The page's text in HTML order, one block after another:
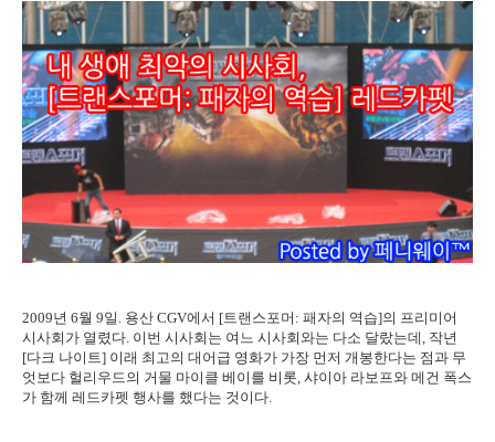
2009년 6월 9일. 용산 CGV에서 [트랜스포머: 패자의 역습]의 프리미어
시사회가 열렸다. 이번 시사회는 여느 시사회와는 다소 달랐는데, 작년
[다크 나이트] 이래 최고의 대어급 영화가 가장 먼저 개봉한다는 점과 무
엇보다 헐리우드의 거물 마이클 베이를 비롯, 샤이아 라보프와 메건 폭스
가 함께 레드카펫 행사를 했다는 것이다.